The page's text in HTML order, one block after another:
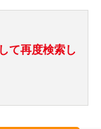
て再度検索し